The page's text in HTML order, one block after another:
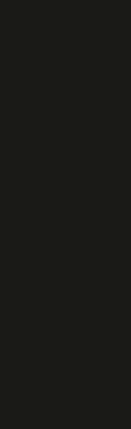
tabela no
Atlético-
nossa honra,
pontos para
o 10º gol na